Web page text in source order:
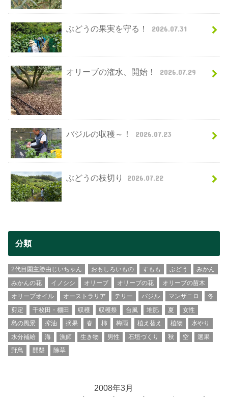
ぶどうの果実を守る！ 2026.07.31
オリーブの潅水、開始！ 2026.07.29
バジルの収穫～！ 2026.07.23
ぶどうの枝切り 2026.07.22
分類
2代目園主勝由じいちゃん おもしろいもの すもも ぶどう
みかん
みかんの花
イノシシ オリーブ オリーブの花
オリーブの苗木
オリーブオイル
オーストラリア テリー バジル マンザニロ
冬
剪定
千枚田・棚田 収穫 収穫祭 台風 堆肥 夏
女性
島の風景
搾油 摘果 春 柿 梅雨 植え替え 植物
水やり
水分補給
海 漁師 生き物 男性 石垣づくり 秋 空
選果
野鳥
開墾 除草
2008年3月